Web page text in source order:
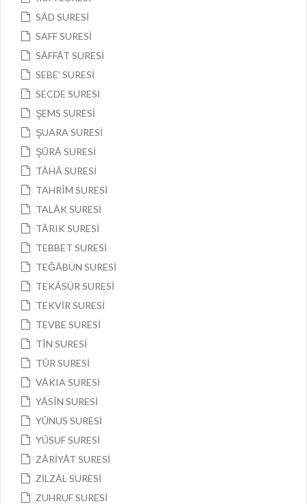
SÂD SURESİ
SAFF SURESİ
SÂFFÂT SURESİ
SEBE’ SURESİ
SECDE SURESİ
ŞEMS SURESİ
ŞUARA SURESİ
ŞÛRÂ SURESİ
TÂHÂ SURESİ
TAHRÎM SURESİ
TALÂK SURESİ
TÂRIK SURESİ
TEBBET SURESİ
TEĞÂBÜN SURESİ
TEKÂSÜR SURESİ
TEKVİR SURESİ
TEVBE SURESİ
TÎN SURESİ
TÛR SURESİ
VÂKIA SURESİ
YÂSÎN SURESİ
YÛNUS SURESİ
YÛSUF SURESİ
ZÂRİYÂT SURESİ
ZİLZÂL SURESİ
ZUHRUF SURESİ